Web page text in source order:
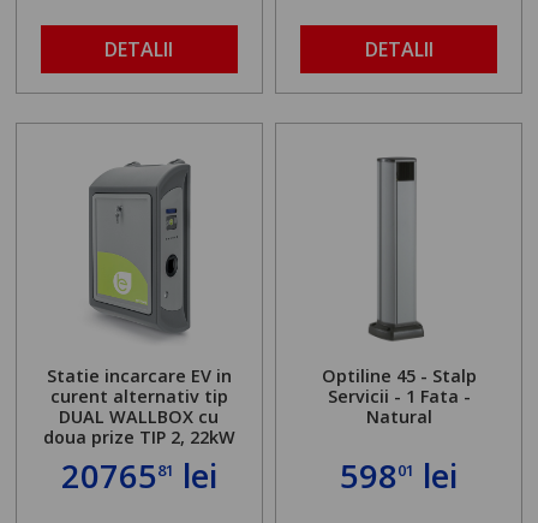
DETALII DETALII
Statie incarcare EV in
curent alternativ tip
DUAL WALLBOX cu
doua prize TIP 2, 22kW
2076581 lei
Optiline 45 - Stalp
Servicii - 1 Fata -
Natural
59801 lei